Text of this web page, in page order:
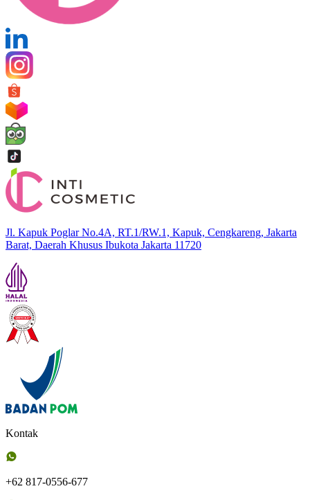
Jl. Kapuk Poglar No.4A, RT.1/RW.1, Kapuk, Cengkareng, Jakarta
Barat, Daerah Khusus Ibukota Jakarta 11720
Kontak
+62 817-0556-677